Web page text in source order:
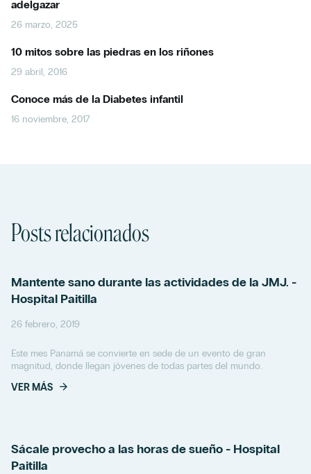
adelgazar
26 marzo, 2025
10 mitos sobre las piedras en los riñones
29 abril, 2016
Conoce más de la Diabetes infantil
16 noviembre, 2017
Posts relacionados
Mantente sano durante las actividades de la JMJ. -
Hospital Paitilla
26 febrero, 2019
Este mes Panamá se convierte en sede de un evento de gran
magnitud, donde llegan jóvenes de todas partes del mundo.
VER MÁS
Sácale provecho a las horas de sueño - Hospital
Paitilla